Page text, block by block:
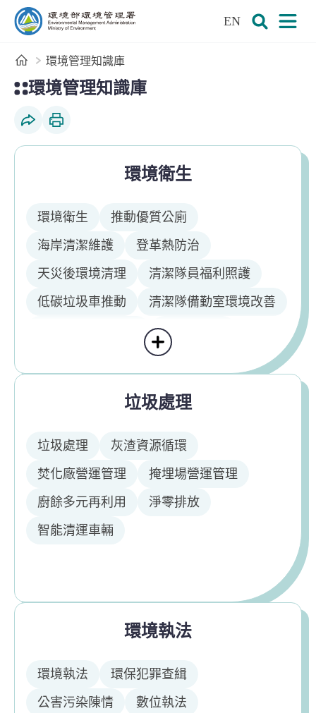
跳到主要內容區塊
EN
首頁環境管理知識庫
環境管理知識庫
社群分享列印本頁
環境衛生
環境衛生
推動優質公廁
海岸清潔維護
登革熱防治
天災後環境清理
清潔隊員福利照護
低碳垃圾車推動
清潔隊備勤室環境改善
菸蒂不落地
顯示更多環境衛生
垃圾處理
垃圾處理
灰渣資源循環
焚化廠營運管理
掩埋場營運管理
廚餘多元再利用
淨零排放
智能清運車輛
環境執法
環境執法
環保犯罪查緝
公害污染陳情
數位執法